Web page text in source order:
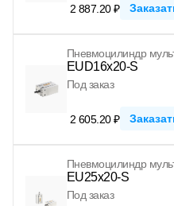
2 887.20 ₽
Пневмоцилиндр
EUD16x20-S
Под заказ
2 605.20 ₽
Пневмоцилиндр
EU25x20-S
Под заказ